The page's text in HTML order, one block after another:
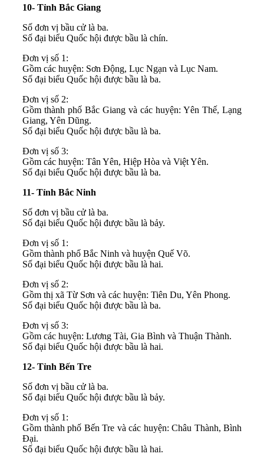
10- Tỉnh Bắc Giang
Số đơn vị bầu cử là ba.
Số đại biểu Quốc hội được bầu là chín.
Đơn vị số 1:
Gồm các huyện: Sơn Động, Lục Ngạn và Lục Nam.
Số đại biểu Quốc hội được bầu là ba.
Đơn vị số 2:
Gồm thành phố Bắc Giang và các huyện: Yên Thế, Lạng
Giang, Yên Dũng.
Số đại biểu Quốc hội được bầu là ba.
Đơn vị số 3:
Gồm các huyện: Tân Yên, Hiệp Hòa và Việt Yên.
Số đại biểu Quốc hội được bầu là ba.
11- Tỉnh Bắc Ninh
Số đơn vị bầu cử là ba.
Số đại biểu Quốc hội được bầu là bảy.
Đơn vị số 1:
Gồm thành phố Bắc Ninh và huyện Quế Võ.
Số đại biểu Quốc hội được bầu là hai.
Đơn vị số 2:
Gồm thị xã Từ Sơn và các huyện: Tiên Du, Yên Phong.
Số đại biểu Quốc hội được bầu là ba.
Đơn vị số 3:
Gồm các huyện: Lương Tài, Gia Bình và Thuận Thành.
Số đại biểu Quốc hội được bầu là hai.
12- Tỉnh Bến Tre
Số đơn vị bầu cử là ba.
Số đại biểu Quốc hội được bầu là bảy.
Đơn vị số 1:
Gồm thành phố Bến Tre và các huyện: Châu Thành, Bình
Đại.
Số đại biểu Quốc hội được bầu là hai.